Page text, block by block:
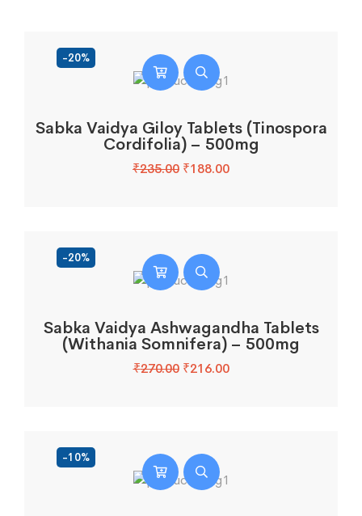
-20%
Sabka Vaidya Giloy Tablets (Tinospora
Cordifolia) – 500mg
₹235.00 Original
₹188.00Current
-20%
Sabka Vaidya Ashwagandha Tablets
(Withania Somnifera) – 500mg
₹270.00 Original
₹216.00Current
-10%